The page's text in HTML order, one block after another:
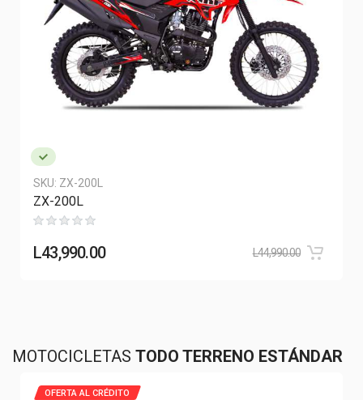
SKU: ZX-200L
ZX-200L
L43,990.00 L44,990.00
MOTOCICLETAS TODO TERRENO ESTÁNDAR
OFERTA AL CRÉDITO